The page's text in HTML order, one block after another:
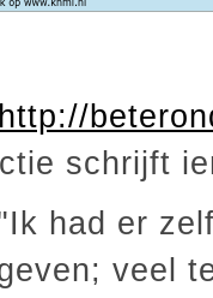
http://
schrijft
had er
veel